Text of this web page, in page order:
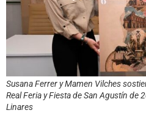
Susana Ferrer y Mamen Vilches
Real Feria y Fiesta de San Agustín de
Linares